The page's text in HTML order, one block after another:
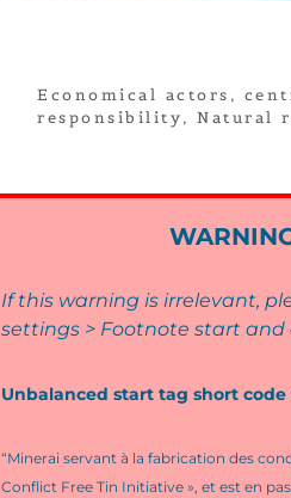
Economical actors ,
responsibility, Natural
If this warning is irrelevant,
settings > Footnote start and
Unbalanced start tag short
“Minerai servant à la fabrication des
Conflict Free Tin Initiative », et est en